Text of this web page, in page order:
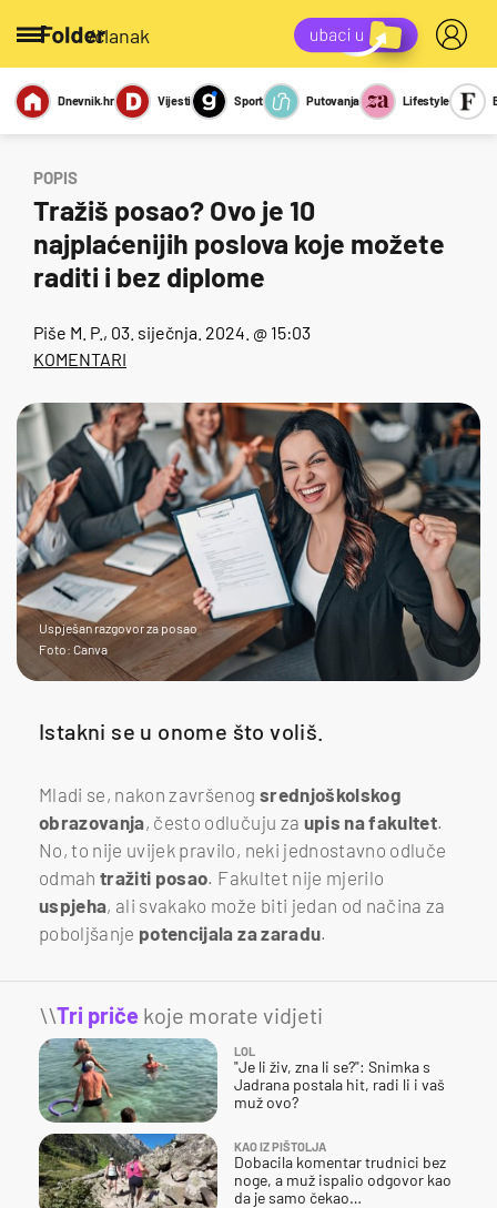
/članak
Miks Kviz
Report
Sexy
Dnevnik.hr Vijesti Sport Putovanja Lifestyle
POPIS
Tražiš posao? Ovo je 10
najplaćenijih poslova koje možete
raditi i bez diplome
Piše M. P. , 03. siječnja. 2024. @ 15:03
KOMENTARI
Uspješan razgovor za posao
Foto: Canva
Istakni se u onome što voliš.
Mladi se, nakon završenog srednjoškolskog
obrazovanja, često odlučuju za upis nafakultet.
No, to nije uvijek pravilo, neki jednostavno odluče
odmahtražiti posao. Fakultet nije mjerilo
uspjeha, ali svakako može biti jedan od načina za
poboljšanje potencijala za zaradu.
\\Tri priče koje morate vidjeti
LOL
"Je li živ, zna li se?": Snimka s
Jadrana postala hit, radi li i vaš
muž ovo?
KAO IZ PIŠTOLJA
Dobacila komentar trudnici bez
noge, a muž ispalio odgovor kao
da je samo čekao…